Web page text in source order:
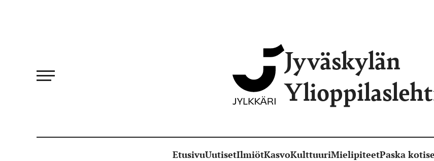
Jyväskylän
EtusivuUutisetIlmiötKasvoKulttuuriMielipiteetPaska